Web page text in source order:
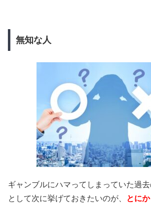
無知な人
ギャンブルにハマってしまっていた過
として次に挙げておきたいのが、
とに